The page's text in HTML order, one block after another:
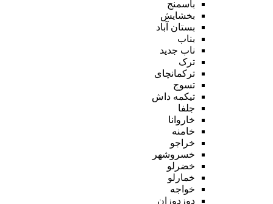
باسمنج
بخشایش
بستان آباد
بناب
ناب جدید
ترک
ترکمانچای
تسوج
تیکمه داش
جلفا
خاروانا
خامنه
خراجو
خسروشهر
خضرلو
خمارلو
خواجه
دوزدوزان